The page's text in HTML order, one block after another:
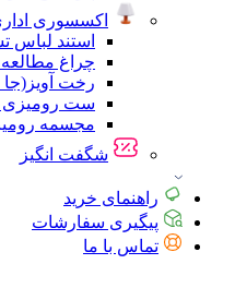
اکسسوری
استند لباس
چراغ مطالعه
رخت آویز(جا
ست رومیزی
مجسمه
شگفت انگیز
راهنمای خرید
پیگیری سفارشات
تماس با ما